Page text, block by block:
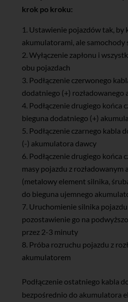
krok po kroku:
Ustawienie pojazdów tak, by
akumulatorami, ale samochody
Wyłączenie zapłonu i
obu pojazdach
Podłączenie czerwonego
dodatniego (+) rozładowanego
Podłączenie drugiego końca
bieguna dodatniego (+)
Podłączenie czarnego kabla
(-) akumulatora dawcy
Podłączenie drugiego końca
masy pojazdu z rozładowanym
(metalowy element silnika,
do bieguna ujemnego
Uruchomienie silnika
pozostawienie go na
przez 2-3 minuty
Próba rozruchu pojazdu z
akumulatorem
Podłączenie ostatniego kabla
bezpośrednio do akumulatora